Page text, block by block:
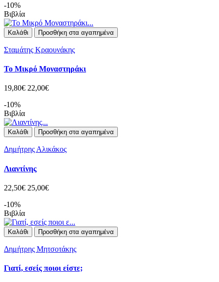
-10%
Βιβλία
Καλάθι Προσθήκη στα αγαπημένα
Σταμάτης Κραουνάκης
Το Μικρό Μοναστηράκι
19,80€ 22,00€
-10%
Βιβλία
Καλάθι Προσθήκη στα αγαπημένα
Δημήτρης Αλικάκος
Λιαντίνης
22,50€ 25,00€
-10%
Βιβλία
Καλάθι Προσθήκη στα αγαπημένα
Δημήτρης Μητσοτάκης
Γιατί, εσείς ποιοι είστε;